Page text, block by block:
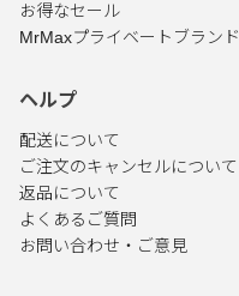
お得なセール
MrMaxプライベートブランド
ヘルプ
配送について
ご注文のキャンセルについて
返品について
よくあるご質問
お問い合わせ・ご意見